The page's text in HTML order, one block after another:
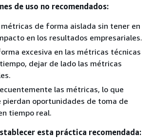
de uso no recomendados:
de forma aislada sin tener en
en los resultados empresariales.
excesiva en las métricas técnicas
dejar de lado las métricas
las métricas, lo que
pierdan oportunidades de toma de
tiempo real.
esta práctica recomendada: